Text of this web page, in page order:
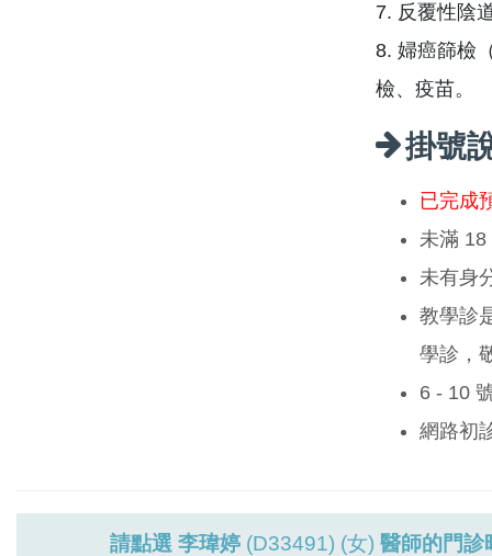
7. 反覆性陰
8. 婦癌篩檢
檢、疫苗。
掛號
已完成
未滿 18
未有身
教學診
學診，
6 - 10
網路初